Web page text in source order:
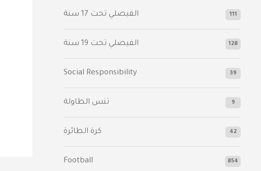
‫الفيصلي‬⁩ تحت 17 سنة 111
الفيصلي‬⁩ تحت 19 سنة 128
Social Responsibility 39
تنس الطاولة 9
كرة الطائرة 42
Football 854